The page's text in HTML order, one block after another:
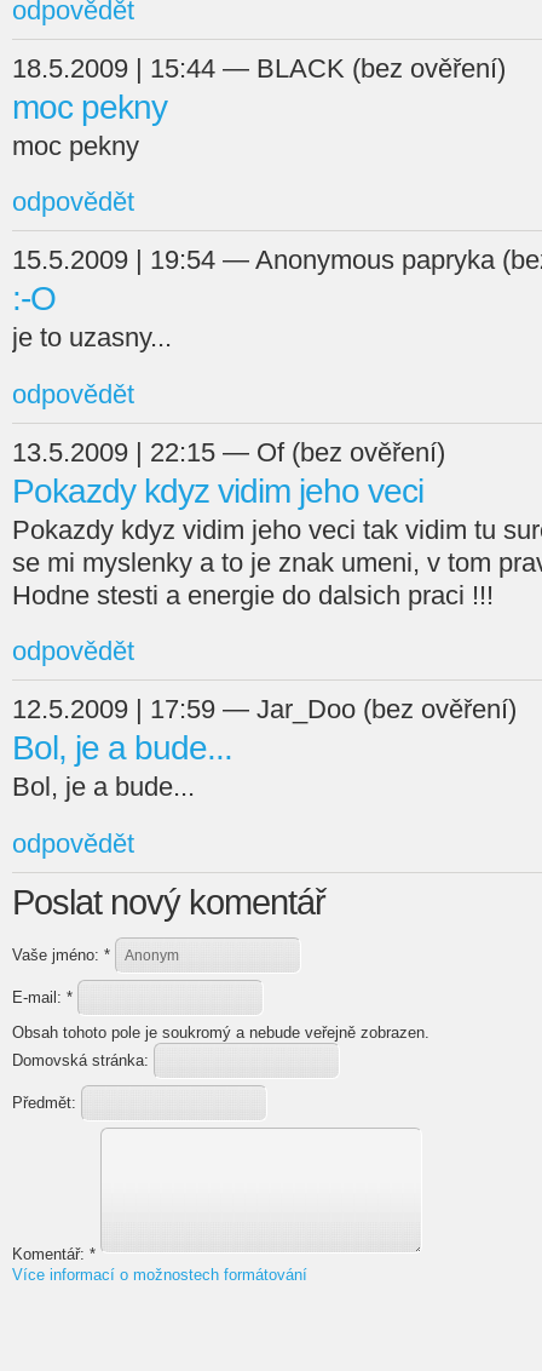
odpovědět
18.5.2009 | 15:44 — BLACK (bez ověření)
moc pekny
moc pekny
odpovědět
15.5.2009 | 19:54 — Anonymous papryka
:-O
je to uzasny...
odpovědět
13.5.2009 | 22:15 — Of (bez ověření)
Pokazdy kdyz vidim jeho veci
Pokazdy kdyz vidim jeho veci tak vidim tu
se mi myslenky a to je znak umeni, v tom
Hodne stesti a energie do dalsich praci !!!
odpovědět
12.5.2009 | 17:59 — Jar_Doo (bez ověření)
Bol, je a bude...
Bol, je a bude...
odpovědět
Poslat nový komentář
Vaše jméno: *
E-mail: *
Obsah tohoto pole je soukromý a nebude veřejně zobrazen.
Domovská stránka:
Předmět:
Komentář: *
Více informací o možnostech formátování